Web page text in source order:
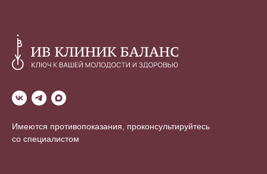
Имеются противопоказания, проконсультируйтесь
со специалистом